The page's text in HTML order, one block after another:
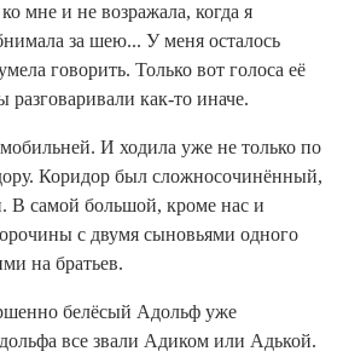
мне и не возражала, когда я
за шею... У меня осталось
говорить. Только вот голоса её
как-то иначе.
И ходила уже не только по
Коридор был сложносочинённый,
В самой большой, кроме нас и
с двумя сыновьями одного
на братьев.
белёсый Адольф уже
все звали Адиком или Адькой.